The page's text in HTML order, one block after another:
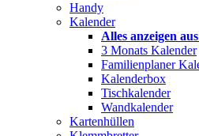
Handy
Kalender
Alles anzeigen
3 Monats Kalender
Familienplaner
Kalenderbox
Tischkalender
Wandkalender
Kartenhüllen